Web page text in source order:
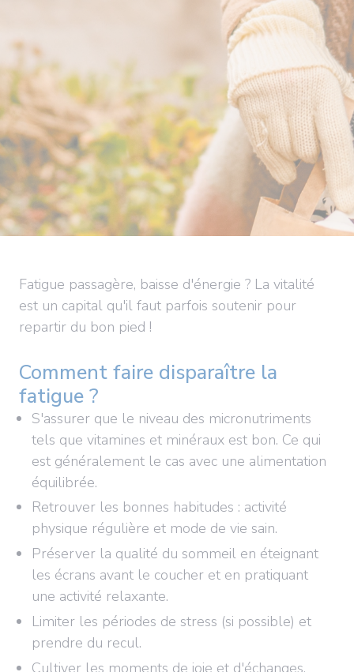
Fatigue passagère, baisse d'énergie ? La vitalité
est un capital qu'il faut parfois soutenir pour
repartir du bon pied !
Comment faire disparaître la
fatigue ?
S'assurer que le niveau des micronutriments
tels que vitamines et minéraux est bon. Ce qui
est généralement le cas avec une alimentation
équilibrée.
Retrouver les bonnes habitudes : activité
physique régulière et mode de vie sain.
Préserver la qualité du sommeil en éteignant
les écrans avant le coucher et en pratiquant
une activité relaxante.
Limiter les périodes de stress (si possible) et
prendre du recul.
Cultiver les moments de joie et d'échanges.